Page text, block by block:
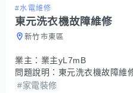
#水電維修
東元洗衣機故障維修
新竹市東區
業主： 業主yL7mB
問題說明： 東元洗衣機故障維
#家電裝修